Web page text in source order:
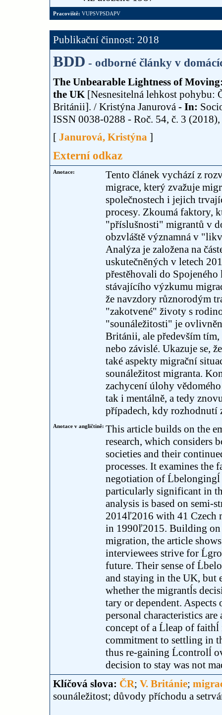
Pracoviště: VUPSVPSDAPV
Publikační činnost: 2018
BDD - odborné články v
The Unbearable Lightness of
the UK[Nesnesitelná lehkost pohybu:
Británii]. / Kristýna Janurová - In:
ISSN 0038-0288 - Roč. 54, č. 3
[ Janurová, Kristýna ]
Externí odkaz
Anotace:
Tento článek vychází z
migrace, který zvažuje
společnostech i jejich
procesy. Zkoumá faktory,
"příslušnosti" migrantů v
obzvláště významná v
Analýza je založena na
uskutečněných v letech
přestěhovali do
stávajícího výzkumu
že navzdory různorodým
"zakotvené" životy s
"sounáležitosti" je
Británii, ale především
nebo závislé. Ukazuje se, že
také aspekty migrační
sounáležitost migranta.
zachycení úlohy
tak i mentálně, a tedy
případech, kdy rozhodnutí
Anotace v angličtině: This article builds on the
research, which considers
societies and their
processes. It examines the
negotiation of Ĺbelongingĺ
particularly significant in
analysis is based on semi-
2014ľ2016 with 41 Czech
in 1990ľ2015. Building on
migration, the article
interviewees strive for
future. Their sense of
and staying in the UK, but
whether the migrantĺs
tary or dependent.
personal characteristics
concept of a Ĺleap of faithĺ
commitment to settling in
thus re-gaining Ĺcontrolĺ
decision to stay was not
Klíčová slova: ČR; V. Británie;
sounáležitost; důvody příchodu a